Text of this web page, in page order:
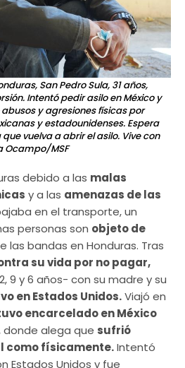
San Pedro Sula, 31 años,
Intentó pedir asilo en México y
y agresiones físicas por
y estadounidenses. Espera
vuelva a abrir el asilo. Vive con
Ocampo/MSF
debido a las malas
y a las amenazas de las
en el transporte, un
personas son objeto de
las bandas en Honduras. Tras
su vida por no pagar,
9 y 6 años- con su madre y su
en Estados Unidos.Viajó en
encarcelado en México
donde alega que sufrió
como físicamente.Intentó
Estados Unidos y fue